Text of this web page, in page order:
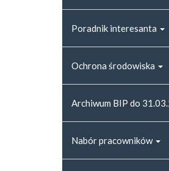
Poradnik interesanta
Ochrona środowiska
Archiwum BIP do
Nabór pracowników